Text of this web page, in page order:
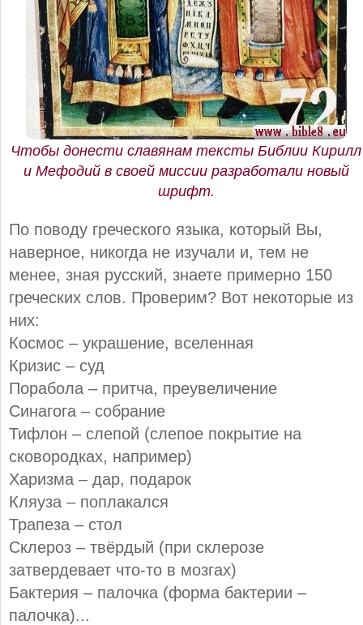
Чтобы донести славянам тексты Библии Кирилл
и Мефодий в своей миссии разработали новый
шрифт.
По поводу греческого языка, который Вы,
наверное, никогда не изучали и, тем не
менее, зная русский, знаете примерно 150
греческих слов. Проверим? Вот некоторые из
них:
Космос – украшение, вселенная
Кризис – суд
Порабола – притча, преувеличение
Синагога – собрание
Тифлон – слепой (слепое покрытие на
сковородках, например)
Харизма – дар, подарок
Кляуза – поплакался
Трапеза – стол
Склероз – твёрдый (при склерозе
затвердевает что-то в мозгах)
Бактерия – палочка (форма бактерии –
палочка)...